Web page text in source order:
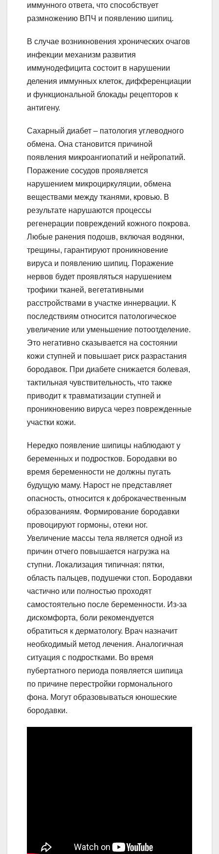
иммунного ответа, что способствует
размножению ВПЧ и появлению шипиц.
В случае возникновения хронических очагов
инфекции механизм развития
иммунодефицита состоит в нарушении
деления иммунных клеток, дифференциации
и функциональной блокады рецепторов к
антигену.
Сахарный диабет – патология углеводного
обмена. Она становится причиной
появления микроангиопатий и нейропатий.
Поражение сосудов проявляется
нарушением микроциркуляции, обмена
веществами между тканями, кровью. В
результате нарушаются процессы
регенерации повреждений кожного покрова.
Любые ранения подошв, включая водянки,
трещины, гарантируют проникновение
вируса и появлению шипиц. Поражение
нервов будет проявляться нарушением
трофики тканей, вегетативными
расстройствами в участке иннервации. К
последствиям относится патологическое
увеличение или уменьшение потоотделение.
Это негативно сказывается на состоянии
кожи ступней и повышает риск разрастания
бородавок. При диабете снижается болевая,
тактильная чувствительность, что также
приводит к травматизации ступней и
проникновению вируса через поврежденные
участки кожи.
Нередко появление шипицы наблюдают у
беременных и подростков. Бородавки во
время беременности не должны пугать
будущую маму. Нарост не представляет
опасность, относится к доброкачественным
образованиям. Формирование бородавки
провоцируют гормоны, отеки ног.
Увеличение массы тела является одной из
причин отчего повышается нагрузка на
ступни. Локализация типичная: пятки,
область пальцев, подушечки стоп. Бородавки
частично или полностью проходят
самостоятельно после беременности. Из-за
дискомфорта, боли рекомендуется
обратиться к дерматологу. Врач назначит
необходимый метод лечения. Аналогичная
ситуация с подростками. Во время
пубертатного периода появляется шипица
по причине перестройки гормонального
фона. Могут образовываться юношеские
бородавки.